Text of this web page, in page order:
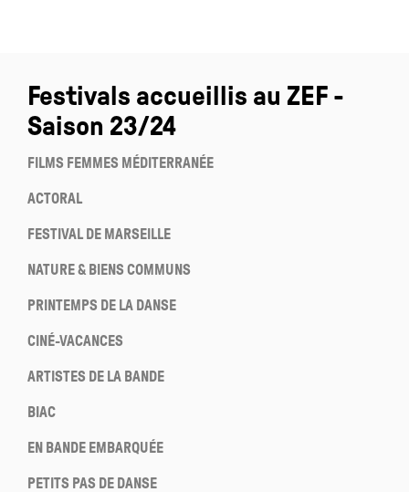
Festivals accueillis au ZEF -
Saison 23/24
FILMS FEMMES MÉDITERRANÉE
ACTORAL
FESTIVAL DE MARSEILLE
NATURE & BIENS COMMUNS
PRINTEMPS DE LA DANSE
CINÉ-VACANCES
ARTISTES DE LA BANDE
BIAC
EN BANDE EMBARQUÉE
PETITS PAS DE DANSE